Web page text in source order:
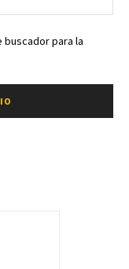
buscador para la